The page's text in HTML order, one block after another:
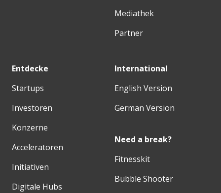
Mediathek
Partner
Entdecke
Startups
Investoren
Konzerne
Acceleratoren
Initiativen
Digitale Hubs
International
English Version
German Version
Need a break?
Fitnesskit
Bubble Shooter